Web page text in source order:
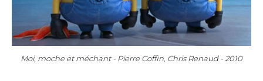
Moi, moche et méchant - Pierre Coffin, Chris Renaud - 2010